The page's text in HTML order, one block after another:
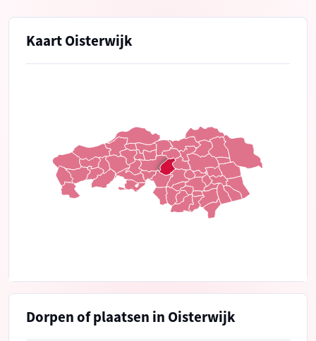
Kaart Oisterwijk
Dorpen of plaatsen in Oisterwijk